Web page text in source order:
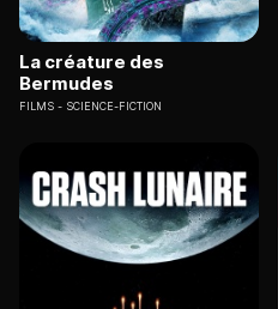
La créature des
Bermudes
FILMS SCIENCE-FICTION